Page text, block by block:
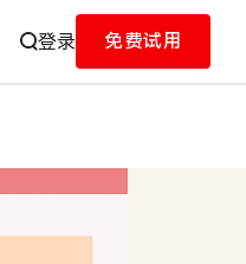
登录 免费试用